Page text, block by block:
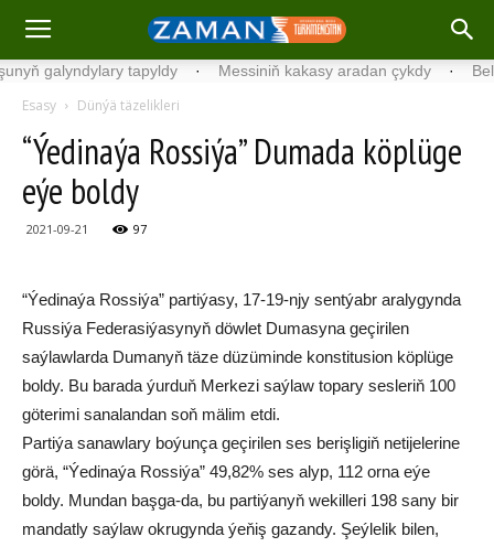
tapyldy · Messiniň kakasy aradan çykdy ·
Esasy Dünýä täzelikleri
“Ýedinaýa Rossiýa” Dumada köplüge
eýe boldy
2021-09-21 97
“Ýedinaýa Rossiýa” partiýasy, 17-19-njy sentýabr aralygynda
Russiýa Federasiýasynyň döwlet Dumasyna geçirilen
saýlawlarda Dumanyň täze düzüminde konstitusion köplüge
boldy. Bu barada ýurduň Merkezi saýlaw topary sesleriň 100
göterimi sanalandan soň mälim etdi.
Partiýa sanawlary boýunça geçirilen ses berişligiň netijelerine
görä, “Ýedinaýa Rossiýa” 49,82% ses alyp, 112 orna eýe
boldy. Mundan başga-da, bu partiýanyň wekilleri 198 sany bir
mandatly saýlaw okrugynda ýeňiş gazandy. Şeýlelik bilen,